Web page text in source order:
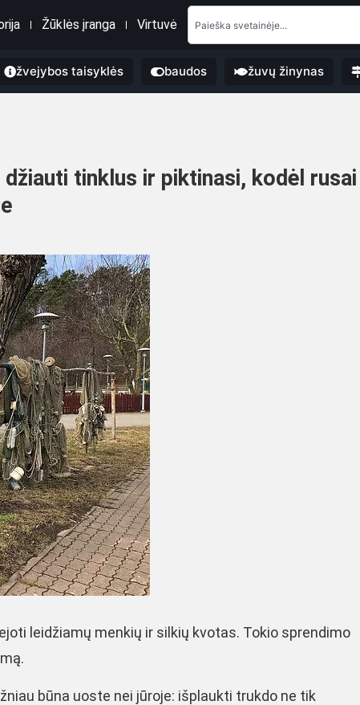
Žūklės įranga Virtuvė
žvejybos taisyklės baudos žuvų žinynas
tinklus ir piktinasi, kodėl rusai
leidžiamų menkių ir silkių kvotas. Tokio sprendimo
būna uoste nei jūroje: išplaukti trukdo ne tik